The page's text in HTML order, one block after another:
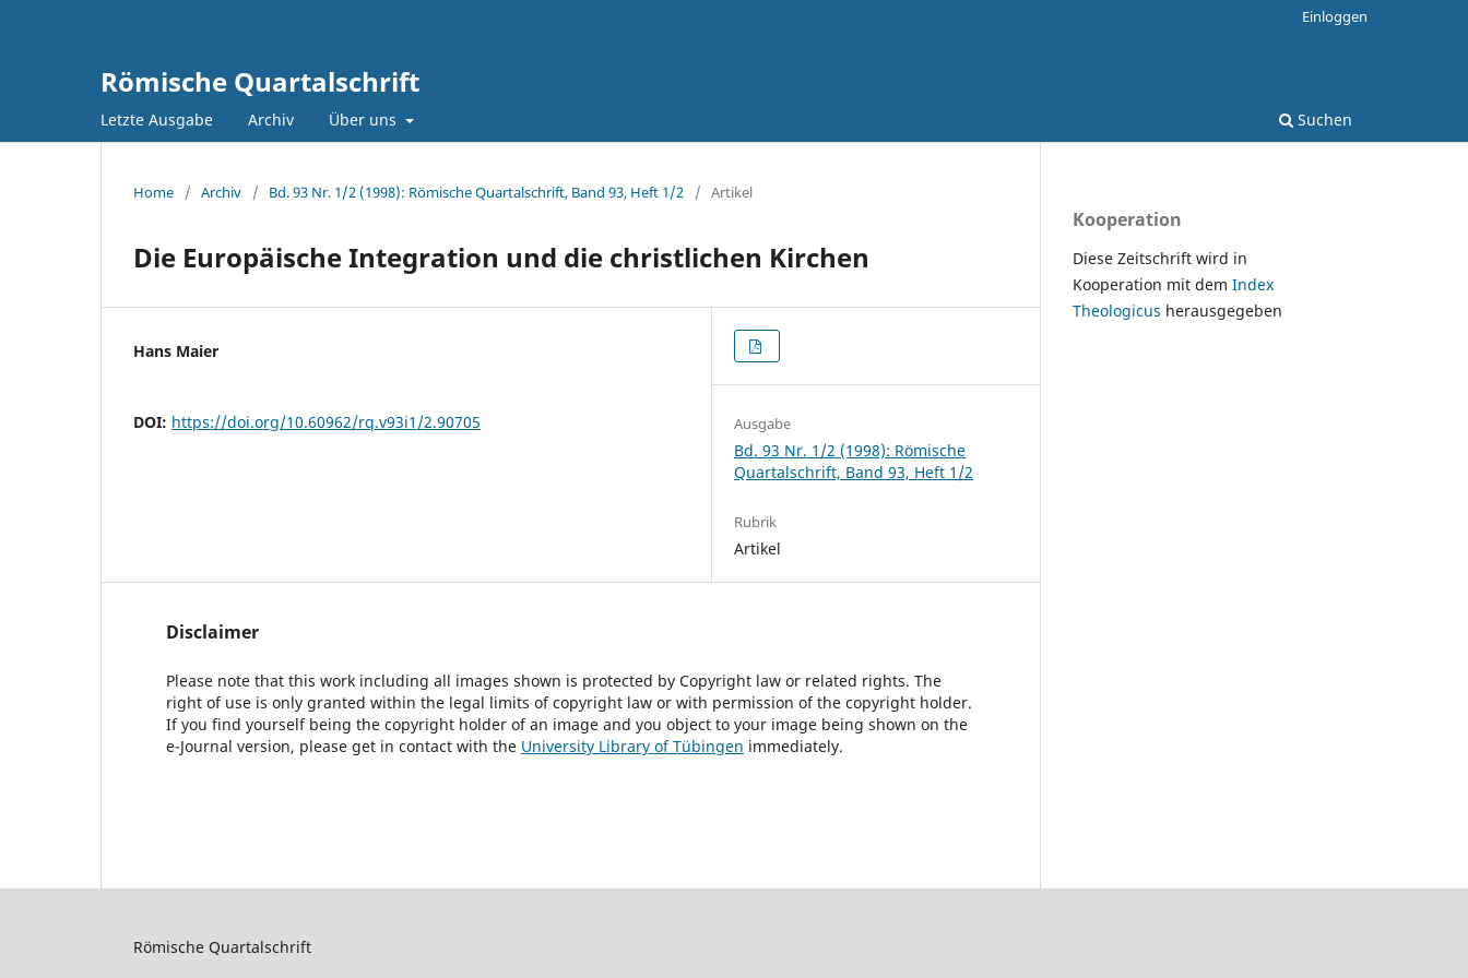
Römische Quartalschrift
Letzte Ausgabe Archiv Über uns Suchen
Einloggen
Home / Archiv / Bd. 93 Nr. 1/2 (1998): Römische Quartalschrift, Band 93, Heft 1/2 / Artikel
Die Europäische Integration und die christlichen Kirchen
Hans Maier
DOI: https://doi.org/10.60962/rq.v93i1/2.90705 Ausgabe
Bd. 93 Nr. 1/2 (1998): Römische
Quartalschrift, Band 93, Heft 1/2
Rubrik
Artikel
Disclaimer
Please note that this work including all images shown is protected by Copyright law or related rights. The
right of use is only granted within the legal limits of copyright law or with permission of the copyright holder.
If you find yourself being the copyright holder of an image and you object to your image being shown on the
e-Journal version, please get in contact with the University Library of Tübingen immediately.
Kooperation
Diese Zeitschrift wird in
Kooperation mit dem Index
Theologicus herausgegeben
Römische Quartalschrift